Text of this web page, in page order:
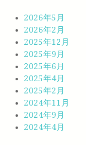
2026年5月
2026年2月
2025年12月
2025年9月
2025年6月
2025年4月
2025年2月
2024年11月
2024年9月
2024年4月